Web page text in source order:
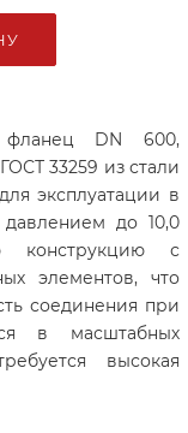
фланец DN 600,
33259 из стали
эксплуатации в
до 10,0
конструкцию с
элементов, что
соединения при
в масштабных
высокая